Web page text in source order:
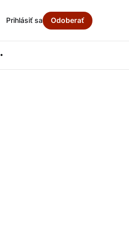
Prihlásiť sa Odoberať